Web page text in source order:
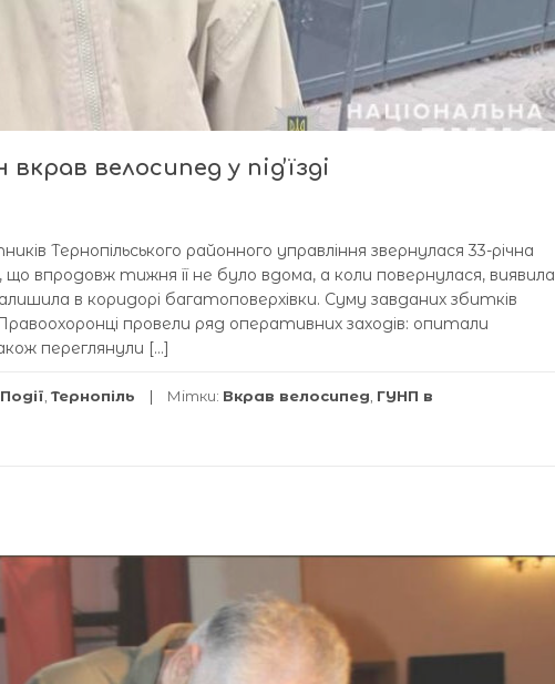
велосипед у підʼїзді
Тернопільського районного управління звернулася 33-річна
впродовж тижня її не було вдома, а коли повернулася, виявила
в коридорі багатоповерхівки. Суму завданих збитків
провели ряд оперативних заходів: опитали
переглянули […]
Події Тернопіль Мітки: Вкрав велосипед ГУНП в